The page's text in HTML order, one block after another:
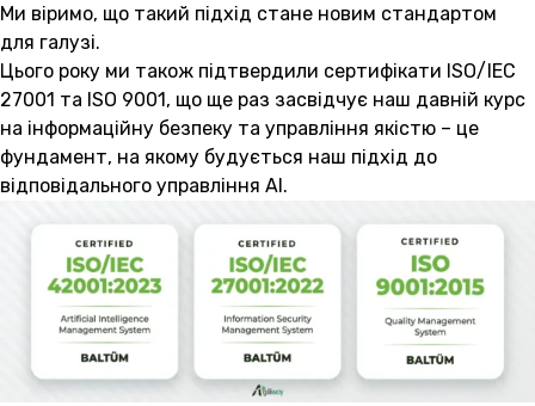
Ми віримо, що такий підхід стане новим стандартом
для галузі.
Цього року ми також підтвердили сертифікати ISO/IEC
27001 та ISO 9001, що ще раз засвідчує наш давній курс
на інформаційну безпеку та управління якістю – це
фундамент, на якому будується наш підхід до
відповідального управління AI.